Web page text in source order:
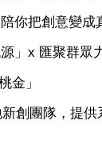
你把創意變成
」x 匯聚群眾
金」
創團隊，提供